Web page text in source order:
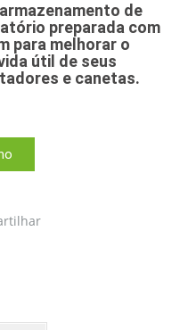
de
preparada com
para melhorar o
útil de seus
e canetas.